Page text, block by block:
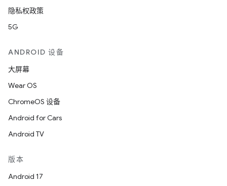
隐私权政策
5G
ANDROID 设备
大屏幕
Wear OS
ChromeOS 设备
Android for Cars
Android TV
版本
Android 17